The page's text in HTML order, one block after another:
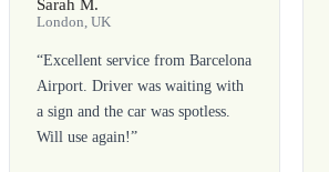
Sarah M.
London, UK
“Excellent service from Barcelona
Airport. Driver was waiting with
a sign and the car was spotless.
Will use again!”